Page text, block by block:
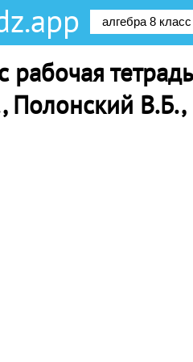
рабочая тетрадь
Полонский В.Б.,